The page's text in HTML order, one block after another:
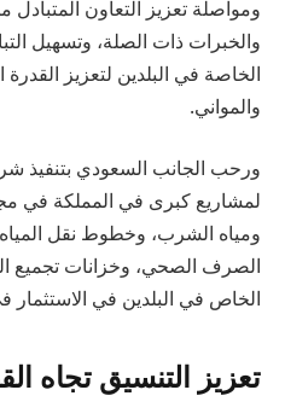
ومواصلة تعزيز التعاون
والخبرات ذات الصلة، وتسهيل
الخاصة في البلدين لتعزيز
والمواني.
ورحب الجانب السعودي بتنفيذ
لمشاريع كبرى في المملكة في
ومياه الشرب، وخطوط نقل
الصرف الصحي، وخزانات تجميع
الخاص في البلدين في الاستثمار
تعزيز التنسيق تجاه